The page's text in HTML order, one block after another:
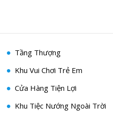
Tầng Thượng
Khu Vui Chơi Trẻ Em
Cửa Hàng Tiện Lợi
Khu Tiệc Nướng Ngoài Trời